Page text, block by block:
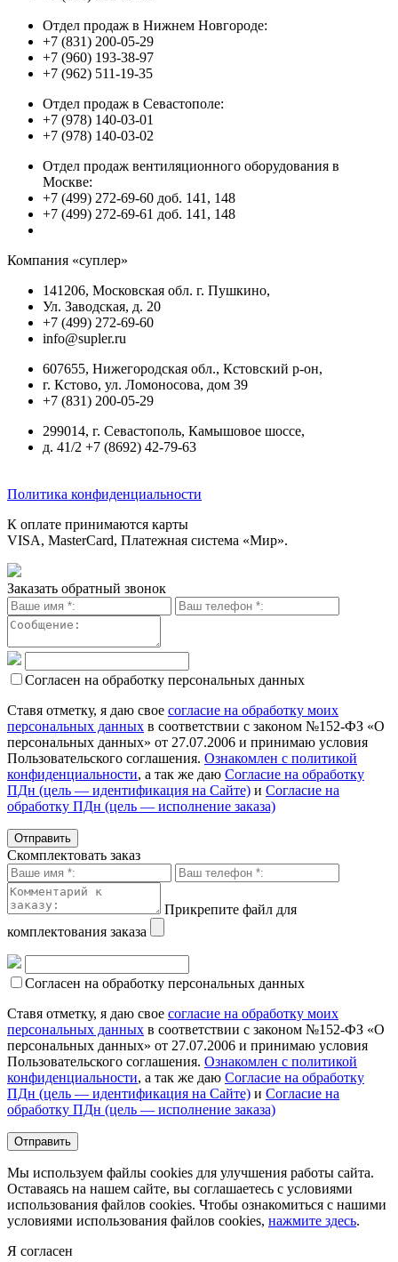
Отдел продаж в Нижнем Новгороде:
+7 (831) 200-05-29
+7 (960) 193-38-97
+7 (962) 511-19-35
Отдел продаж в Севастополе:
+7 (978) 140-03-01
+7 (978) 140-03-02
Отдел продаж вентиляционного оборудования в
Москве:
+7 (499) 272-69-60 доб. 141, 148
+7 (499) 272-69-61 доб. 141, 148
Компания «суплер»
141206, Московская обл. г. Пушкино,
Ул. Заводская, д. 20
+7 (499) 272-69-60
info@supler.ru
607655, Нижегородская обл., Кстовский р-он,
г. Кстово, ул. Ломоносова, дом 39
+7 (831) 200-05-29
299014, г. Севастополь, Камышовое шоссе,
д. 41/2 +7 (8692) 42-79-63
Политика конфиденциальности
К оплате принимаются карты
VISA, MasterCard, Платежная система «Мир».
Заказать обратный звонок
Согласен на обработку персональных данных
Ставя отметку, я даю свое согласие на обработку моих
персональных данных в соответствии с законом №152-ФЗ «О
персональных данных» от 27.07.2006 и принимаю условия
Пользовательского соглашения. Ознакомлен с политикой
конфиденциальности, а так же даю Согласие на обработку
ПДн (цель — идентификация на Сайте) и Согласие на
обработку ПДн (цель — исполнение заказа)
Скомплектовать заказ
Прикрепите файл для
комплектования заказа
Согласен на обработку персональных данных
Ставя отметку, я даю свое согласие на обработку моих
персональных данных в соответствии с законом №152-ФЗ «О
персональных данных» от 27.07.2006 и принимаю условия
Пользовательского соглашения. Ознакомлен с политикой
конфиденциальности, а так же даю Согласие на обработку
ПДн (цель — идентификация на Сайте) и Согласие на
обработку ПДн (цель — исполнение заказа)
Мы используем файлы cookies для улучшения работы сайта.
Оставаясь на нашем сайте, вы соглашаетесь с условиями
использования файлов cookies. Чтобы ознакомиться с нашими
условиями использования файлов cookies, нажмите здесь.
Я согласен